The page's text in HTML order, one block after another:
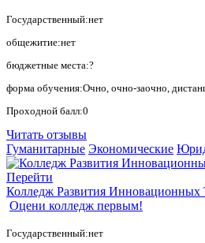
Государственный:нет
общежитие:нет
бюджетные места:?
форма обучения:Очно, очно-заочно,
Проходной балл:0
Читать отзывы
Гуманитарные Экономические
Перейти
Колледж Развития Инновационных
Оцени колледж первым!
Государственный:нет